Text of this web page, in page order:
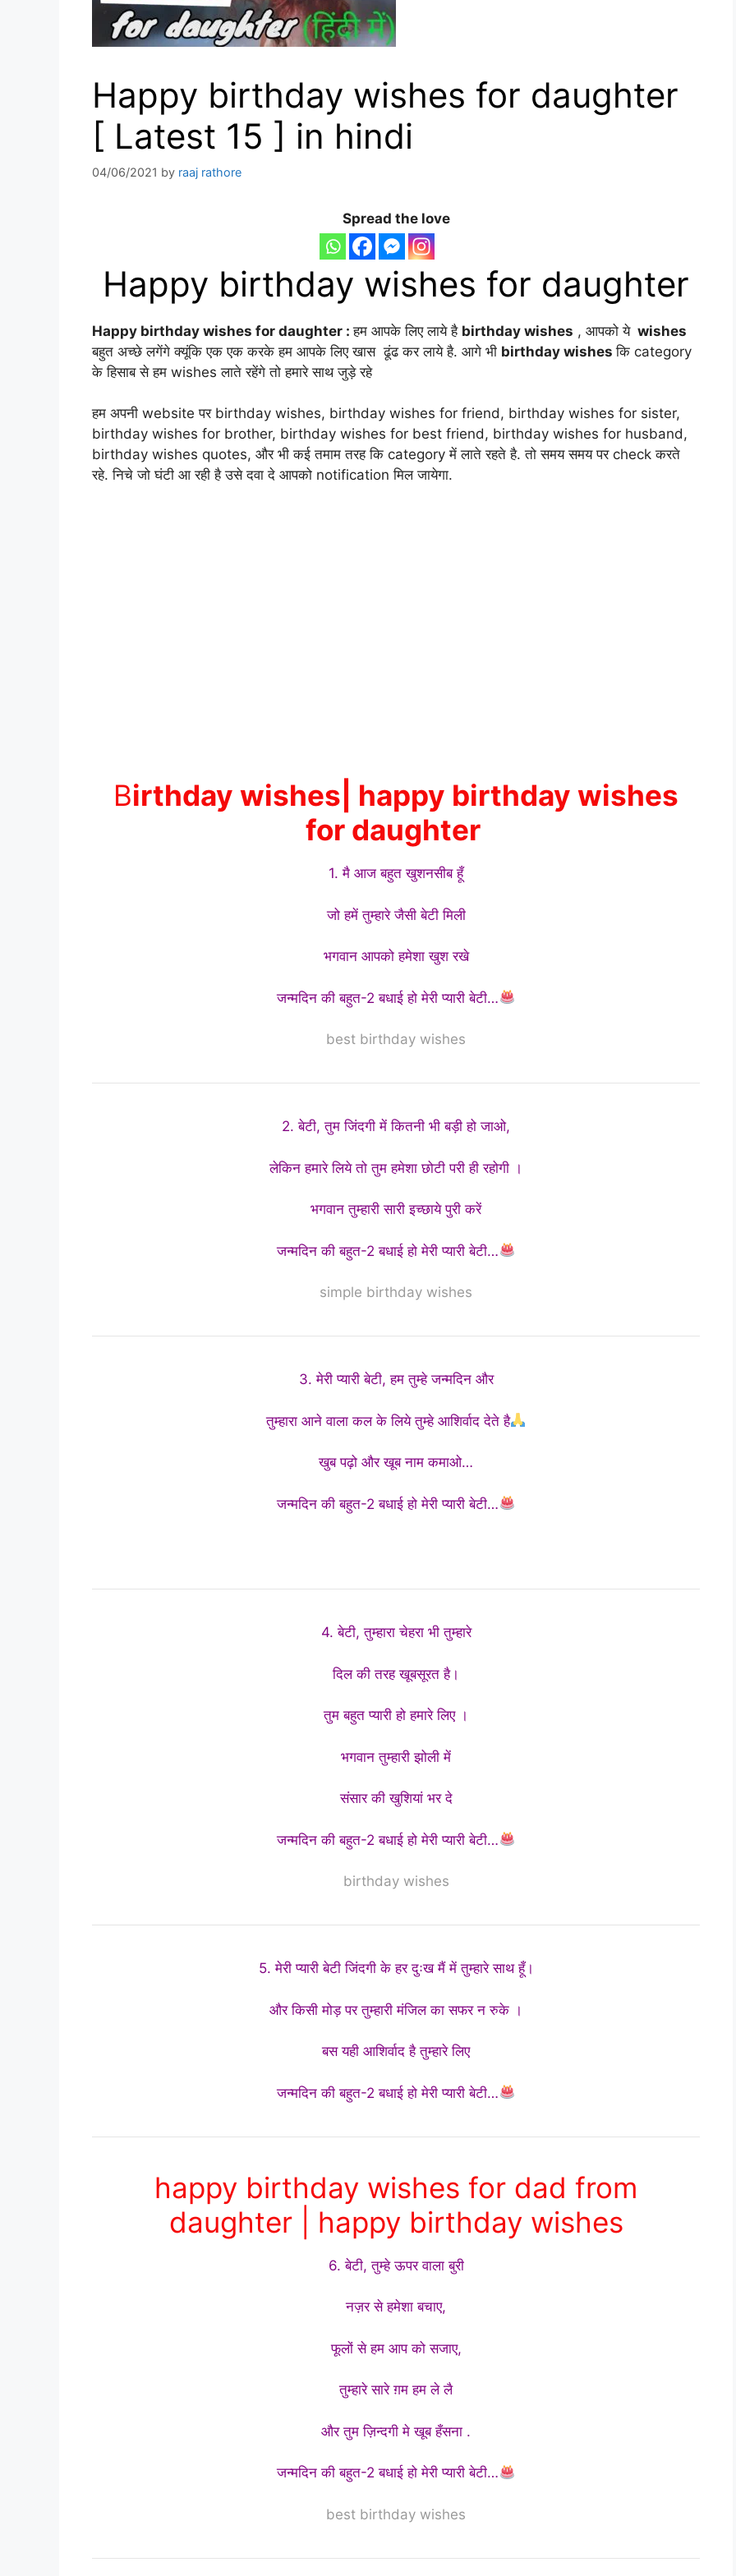
Happy birthday wishes for daughter
[ Latest 15 ] in hindi
04/06/2021 by raaj rathore
Spread the love
Happy birthday wishes for daughter
Happy birthday wishes for daughter :हम आपके लिए लाये है birthday wishes , आपको ये wishes
बहुत अच्छे लगेंगे क्यूंकि एक एक करके हम आपके लिए खास ढूंढ कर लाये है. आगे भी birthday wishesकि category
के हिसाब से हम wishes लाते रहेंगे तो हमारे साथ जुड़े रहे
हम अपनी website पर birthday wishes, birthday wishes for friend, birthday wishes for sister,
birthday wishes for brother, birthday wishes for best friend, birthday wishes for husband,
birthday wishes quotes, और भी कई तमाम तरह कि category में लाते रहते है. तो समय समय पर check करते
रहे. निचे जो घंटी आ रही है उसे दवा दे आपको notification मिल जायेगा.
Birthday wishes| happy birthday wishes
for daughter
1. मै आज बहुत खुशनसीब हूँ
जो हमें तुम्हारे जैसी बेटी मिली
भगवान आपको हमेशा खुश रखे
जन्मदिन की बहुत-2 बधाई हो मेरी प्यारी बेटी…
best birthday wishes
2. बेटी, तुम जिंदगी में कितनी भी बड़ी हो जाओ,
लेकिन हमारे लिये तो तुम हमेशा छोटी परी ही रहोगी ।
भगवान तुम्हारी सारी इच्छाये पुरी करें
जन्मदिन की बहुत-2 बधाई हो मेरी प्यारी बेटी…
simple birthday wishes
3. मेरी प्यारी बेटी, हम तुम्हे जन्मदिन और
तुम्हारा आने वाला कल के लिये तुम्हे आशिर्वाद देते है
खुब पढ़ो और खूब नाम कमाओ…
जन्मदिन की बहुत-2 बधाई हो मेरी प्यारी बेटी…
4. बेटी, तुम्हारा चेहरा भी तुम्हारे
दिल की तरह खूबसूरत है।
तुम बहुत प्यारी हो हमारे लिए ।
भगवान तुम्हारी झोली में
संसार की खुशियां भर दे
जन्मदिन की बहुत-2 बधाई हो मेरी प्यारी बेटी…
birthday wishes
5. मेरी प्यारी बेटी जिंदगी के हर दुःख मैं में तुम्हारे साथ हूँ।
और किसी मोड़ पर तुम्हारी मंजिल का सफर न रुके ।
बस यही आशिर्वाद है तुम्हारे लिए
जन्मदिन की बहुत-2 बधाई हो मेरी प्यारी बेटी…
happy birthday wishes for dad from
daughter | happy birthday wishes
6. बेटी, तुम्हे ऊपर वाला बुरी
नज़र से हमेशा बचाए,
फूलों से हम आप को सजाए,
तुम्हारे सारे ग़म हम ले लै
और तुम ज़िन्दगी मे खूब हँसना .
जन्मदिन की बहुत-2 बधाई हो मेरी प्यारी बेटी…
best birthday wishes